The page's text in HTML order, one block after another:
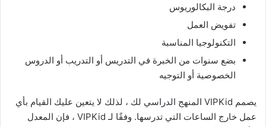
درجة البكالوريوس
تفويض العمل
التكنولوجيا المناسبة
بضع سنوات من الخبرة في التدريس أو التدريب أو الدروس
الخصوصية أو التوجيه
يصمم VIPKid المنهج الدراسي لك ، لذلك لا يتعين عليك القيام بأي
عمل خارج الساعات التي تدرسها. وفقًا لـ VIPKid ، فإن المعدل